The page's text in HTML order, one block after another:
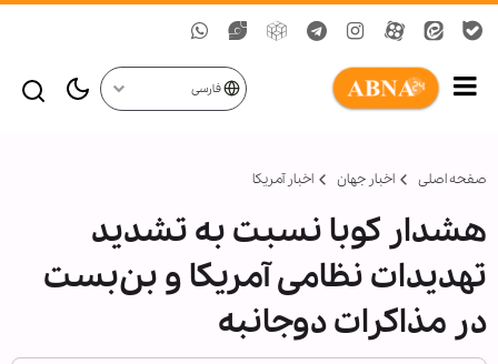
فارسی
صفحه اصلی اخبار جهان اخبار آمریکا
هشدار کوبا نسبت به تشدید
تهدیدات نظامی آمریکا و بن‌بست
در مذاکرات دوجانبه